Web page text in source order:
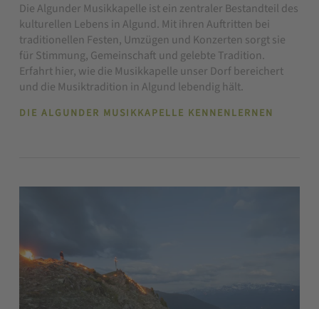
Die Algunder Musikkapelle ist ein zentraler Bestandteil des
kulturellen Lebens in Algund. Mit ihren Auftritten bei
traditionellen Festen, Umzügen und Konzerten sorgt sie
für Stimmung, Gemeinschaft und gelebte Tradition.
Erfahrt hier, wie die Musikkapelle unser Dorf bereichert
und die Musiktradition in Algund lebendig hält.
DIE ALGUNDER MUSIKKAPELLE KENNENLERNEN